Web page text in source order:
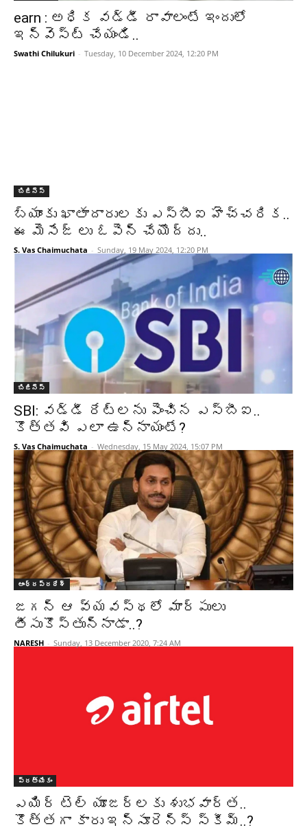
earn : అధిక వడ్డీ రావాలంటే ఇందులో
ఇన్వెస్ట్ చేయండి..
Swathi Chilukuri - Tuesday, 10 December 2024, 12:20 PM
బిజినెస్
బ్యాంకు ఖాతాదారులకు ఎస్బీఐ హెచ్చరిక..
ఈ మెసేజ్ లు ఓపెన్ చేయొద్దు..
S. Vas Chaimuchata - Sunday, 19 May 2024, 12:20 PM
బిజినెస్
SBI: వడ్డీ రేట్లను పెంచిన ఎస్బీఐ..
కొత్తవి ఎలా ఉన్నాయంటే?
S. Vas Chaimuchata - Wednesday, 15 May 2024, 15:07 PM
ఆంధ్రప్రదేశ్‌
జగన్ ఆ వ్యవస్థలో మార్పులు
తీసుకొస్తున్నాడా..?
NARESH - Sunday, 13 December 2020, 7:24 AM
ప్రత్యేకం
ఎయిర్ టెల్ యూజర్లకు శుభవార్త..
కొత్తగా కారు ఇన్సూరెన్స్ స్కీమ్..?